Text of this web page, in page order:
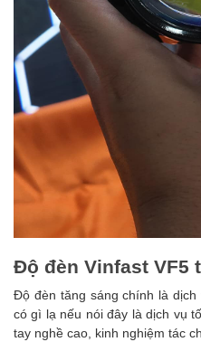
Độ đèn Vinfast VF5
Độ đèn tăng sáng chính là
có gì lạ nếu nói đây là dịch vụ
tay nghề cao, kinh nghiệm tác